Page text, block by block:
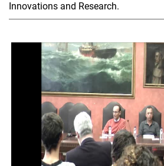
Innovations and Research.